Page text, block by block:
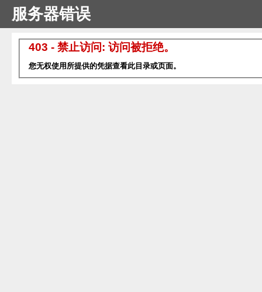
服务器错误
403 - 禁止访问: 访问被拒绝。
您无权使用所提供的凭据查看此目录或页面。